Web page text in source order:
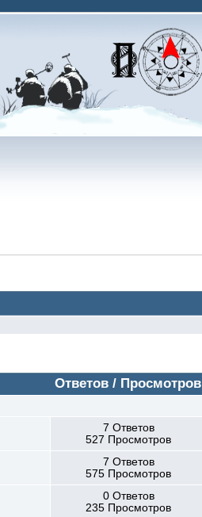
Ответов / Просмотров
7 Ответов
527 Просмотров
7 Ответов
575 Просмотров
0 Ответов
235 Просмотров